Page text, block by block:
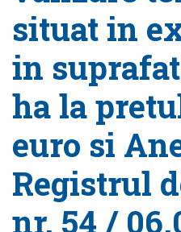
situat in
in
ha la
euro si
Registrul
nr. 54 /